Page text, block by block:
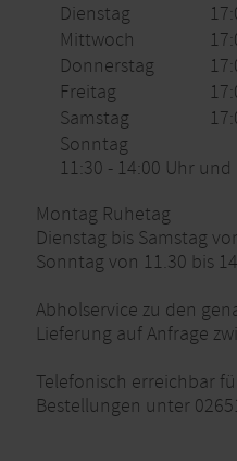
Dienstag
Mittwoch
Donnerstag
Freitag
Samstag
Sonntag
11:30 - 14:00 Uhr
Montag Ruhetag
Dienstag bis Samstag
Sonntag von 11.30 bis
Abholservice zu den
Lieferung auf Anfrage
Telefonisch erreichbar
Bestellungen unter